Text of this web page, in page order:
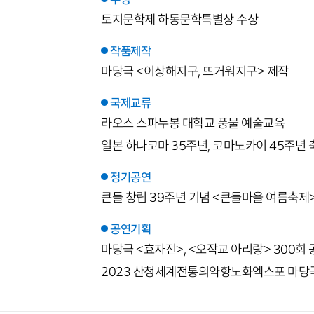
토지문학제 하동문학특별상 수상
작품제작
마당극 <이상해지구, 뜨거워지구> 제작
국제교류
라오스 스파누봉 대학교 풍물 예술교육
일본 하나코마 35주년, 코마노카이 45주년
정기공연
큰들 창립 39주년 기념 <큰들마을 여름축제
공연기획
마당극 <효자전>, <오작교 아리랑> 300회
2023 산청세계전통의약항노화엑스포 마당